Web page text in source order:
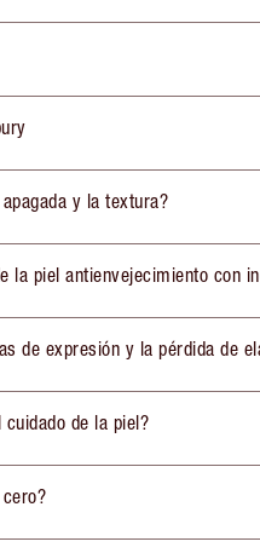
y la textura?
la piel antienvejecimiento con
de expresión y la pérdida de
de la piel?